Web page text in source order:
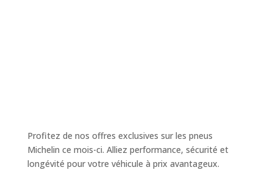
Profitez de nos offres exclusives sur les pneus
Michelin ce mois-ci. Alliez performance, sécurité et
longévité pour votre véhicule à prix avantageux.